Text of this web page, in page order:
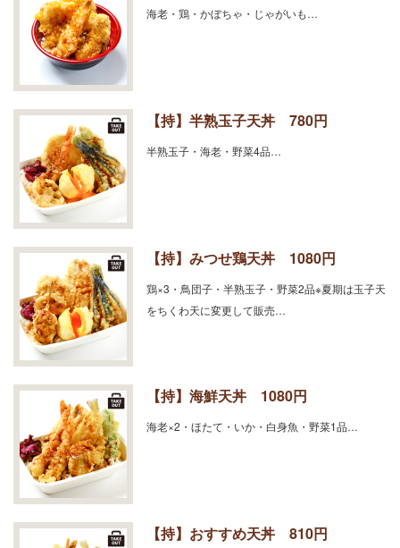
海老・鶏・かぼちゃ・じゃがいも…
【持】半熟玉子天丼 780円
半熟玉子・海老・野菜4品…
【持】みつせ鶏天丼 1080円
鶏×3・鳥団子・半熟玉子・野菜2品※夏期は玉子天
をちくわ天に変更して販売…
【持】海鮮天丼 1080円
海老×2・ほたて・いか・白身魚・野菜1品…
【持】おすすめ天丼 810円